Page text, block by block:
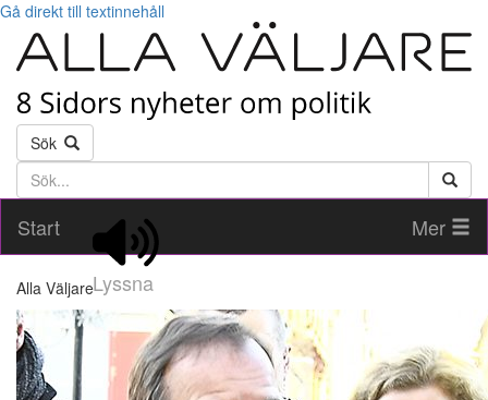
Gå direkt till textinnehåll
Sök
Söktext
Start
Lyssna
Mer
Alla Väljare